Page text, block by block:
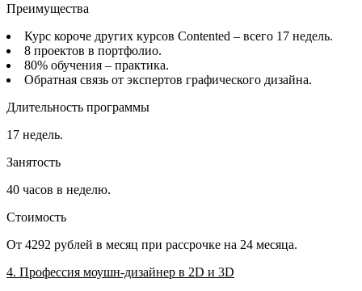
Преимущества
Курс короче других курсов Contented – всего 17 недель.
8 проектов в портфолио.
80% обучения – практика.
Обратная связь от экспертов графического дизайна.
Длительность программы
17 недель.
Занятость
40 часов в неделю.
Стоимость
От 4292 рублей в месяц при рассрочке на 24 месяца.
4. Профессия моушн-дизайнер в 2D и 3D